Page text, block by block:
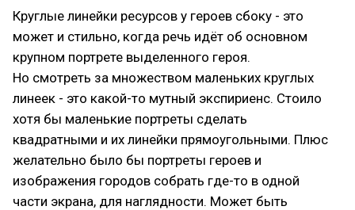
Круглые линейки ресурсов у героев сбоку - это
может и стильно, когда речь идёт об основном
крупном портрете выделенного героя.
Но смотреть за множеством маленьких круглых
линеек - это какой-то мутный экспириенс. Стоило
хотя бы маленькие портреты сделать
квадратными и их линейки прямоугольными. Плюс
желательно было бы портреты героев и
изображения городов собрать где-то в одной
части экрана, для наглядности. Может быть